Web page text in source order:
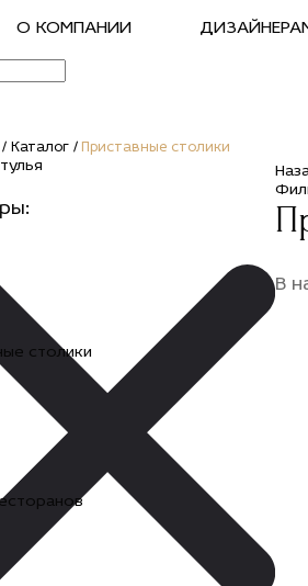
О КОМПАНИИ
столики
/ Каталог / Приставные столики
В